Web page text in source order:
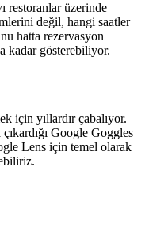
restoranlar üzerinde
değil, hangi saatler
hatta rezervasyon
kadar gösterebiliyor.
için yıllardır çabalıyor.
Google Goggles
Lens için temel olarak